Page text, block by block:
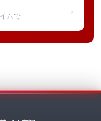
ムで
→